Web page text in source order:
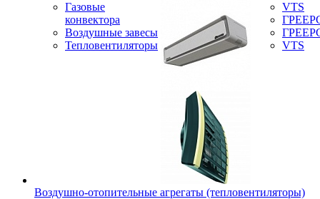
Газовые
конвектора
Воздушные завесы
Тепловентиляторы
VTS
VTS
Воздушно-отопительные агрегаты (тепловентиляторы)